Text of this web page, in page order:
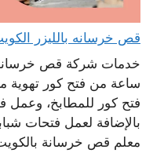
قص خرسانه بالليزر الكويت 65932555 فتح كور
ساعة من فتح كور تهوية
فتح كور للمطابخ، وعمل
بالإضافة لعمل فتحات
معلم قص خرسانة